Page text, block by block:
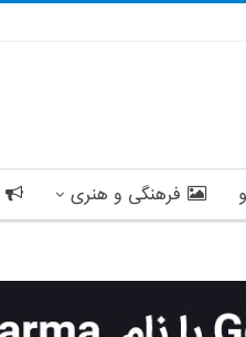
فرهنگی و هنری